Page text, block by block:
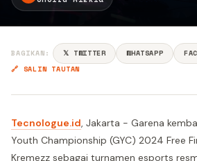
BAGIKAN: 𝕏 TWITTER WHATSAPP
🔗 SALIN TAUTAN
Tecnologue.id, Jakarta - Garena
Youth Championship (GYC) 2024 Free
Kremezz sebagai turnamen esports